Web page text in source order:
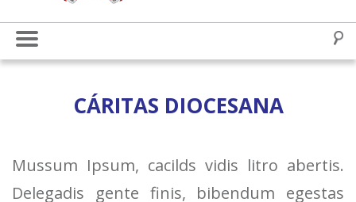
CÁRITAS DIOCESANA
Mussum Ipsum, cacilds vidis litro abertis.
Delegadis gente finis, bibendum egestas